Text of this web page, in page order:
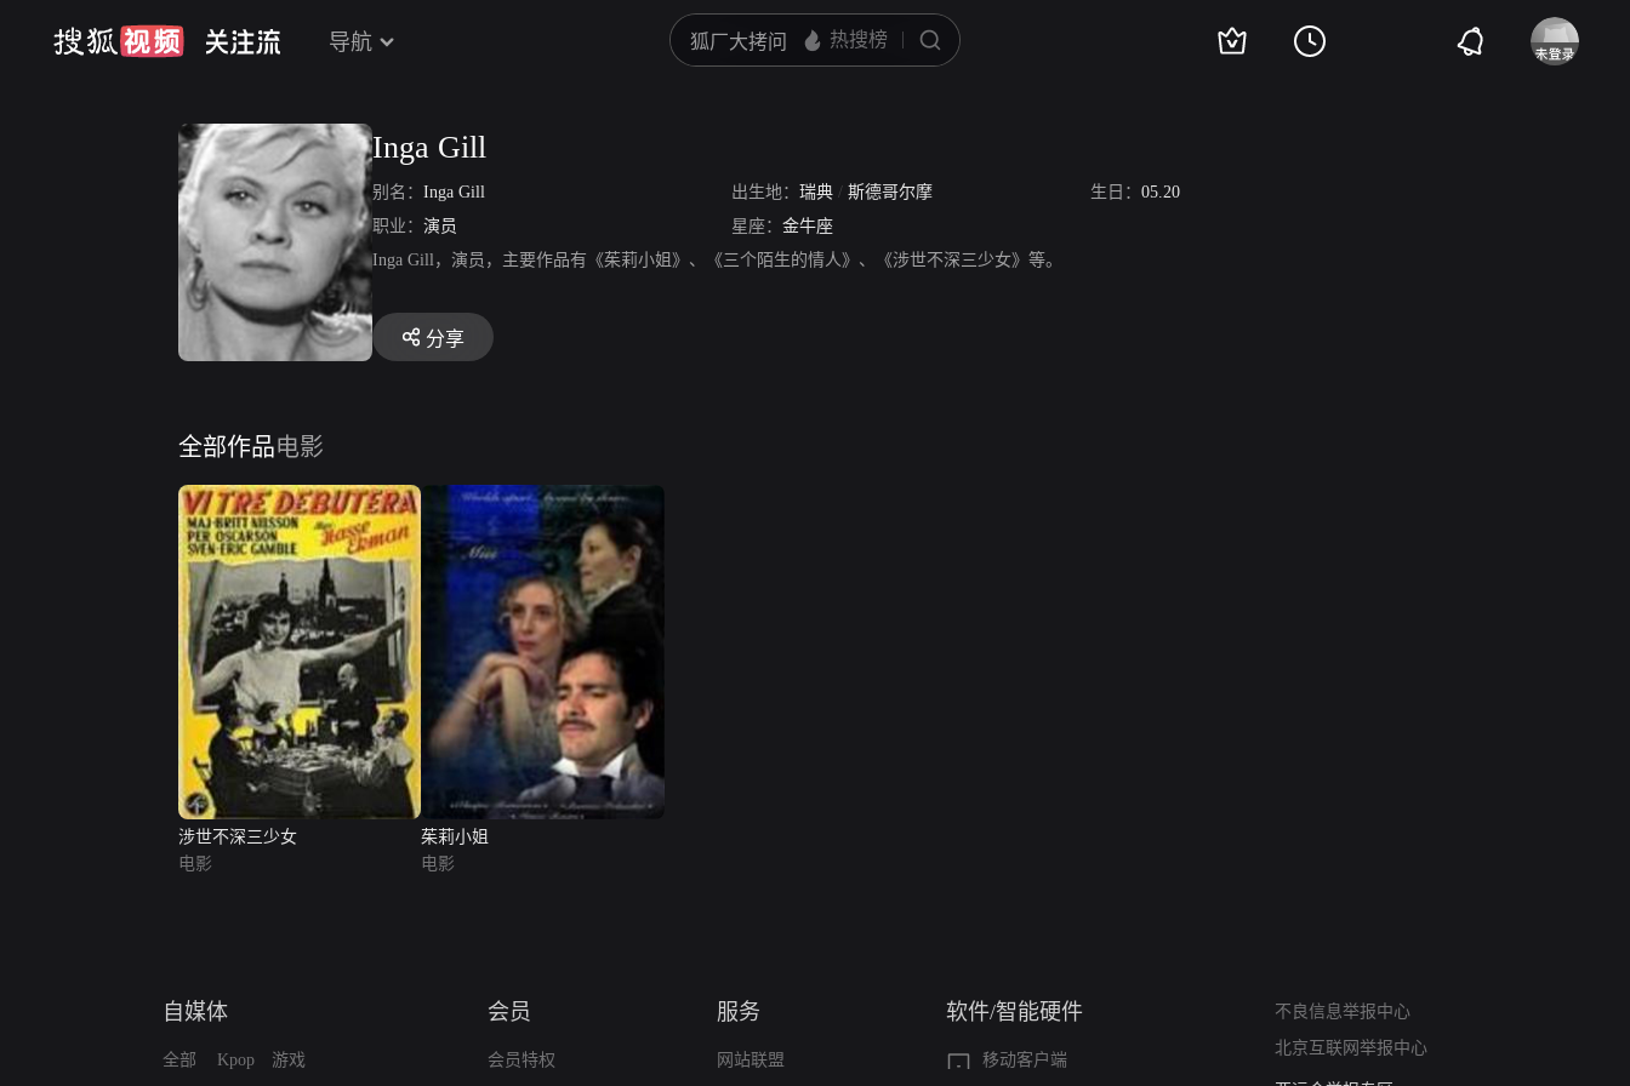
导航
Inga Gill
别名： Inga Gill 出生地： 瑞典 / 斯德哥尔摩 生日： 05.20
职业： 演员 星座： 金牛座
Inga Gill，演员，主要作品有《茱莉小姐》、《三个陌生的情人》、《涉世不深三少女》等。
分享
全部作品电影
涉世不深三少女
电影
茱莉小姐
电影
自媒体
全部 Kpop 游戏
会员
会员特权
服务
网站联盟
软件/智能硬件
移动客户端
不良信息举报中心
北京互联网举报中心
算法推荐专项举报